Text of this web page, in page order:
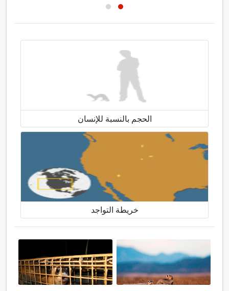
الحجم بالنسبة للإنسان
خريطة التواجد